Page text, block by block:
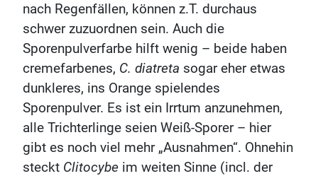
nach Regenfällen, können z.T. durchaus
schwer zuzuordnen sein. Auch die
Sporenpulverfarbe hilft wenig – beide haben
cremefarbenes, C. diatreta sogar eher etwas
dunkleres, ins Orange spielendes
Sporenpulver. Es ist ein Irrtum anzunehmen,
alle Trichterlinge seien Weiß-Sporer – hier
gibt es noch viel mehr „Ausnahmen“. Ohnehin
steckt Clitocybe im weiten Sinne (incl. der